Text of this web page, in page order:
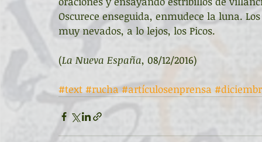
Oscurece enseguida, enmudece la luna.
muy nevados, a lo lejos, los Picos.
(La Nueva España, 08/12/2016)
#text #rucha #artículosenprensa